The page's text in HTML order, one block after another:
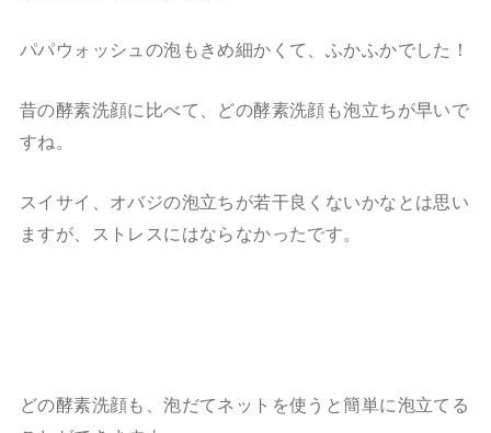
パパウォッシュの泡もきめ細かくて、ふかふかでした！
昔の酵素洗顔に比べて、どの酵素洗顔も泡立ちが早いで
すね。
スイサイ、オバジの泡立ちが若干良くないかなとは思い
ますが、ストレスにはならなかったです。
どの酵素洗顔も、泡だてネットを使うと簡単に泡立てる